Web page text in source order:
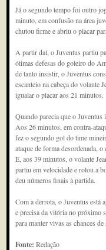
Já o segundo tempo foi outro
minuto, em confusão na área
chutou firme e abriu o placar
A partir daí, o Juventus partiu
ótimas defesas do goleiro do
de tanto insistir, o Juventus
escanteio na cabeça do volante
igualar o placar aos 21 minutos.
Quando parecia que o
Aos 26 minutos, em contra-
fez o segundo gol do time
ataque de forma desordenada,
E, aos 39 minutos, o volante
partiu em velocidade e rolou a
deu números finais à partida.
Com a derrota, o Juventus está
e precisa da vitória no próximo
para manter vivas as chances
Fonte:Redação